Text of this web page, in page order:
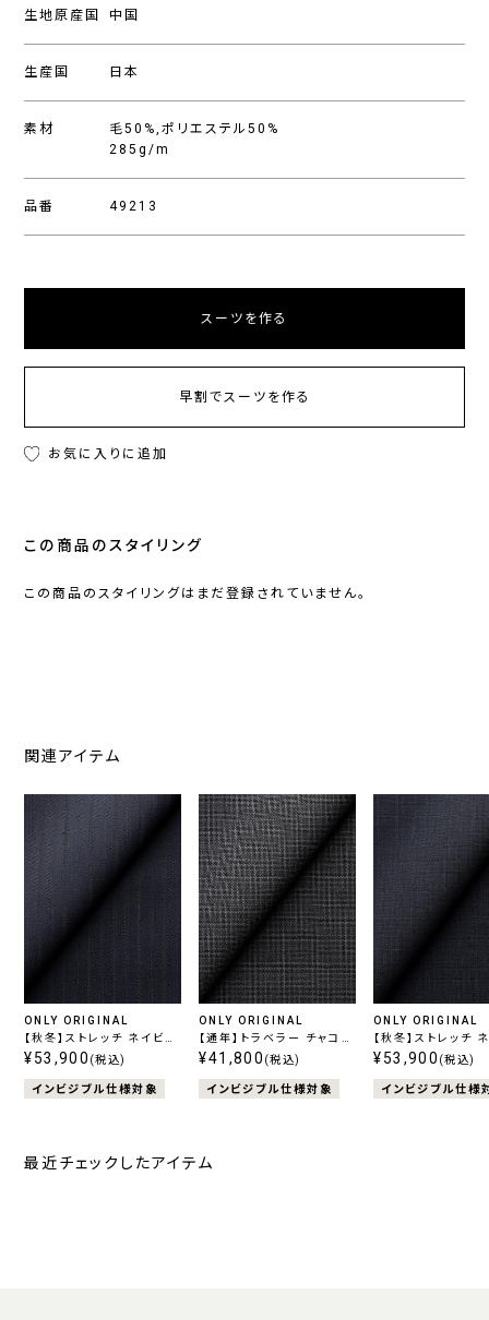
生地原産国 中国
生産国 日本
素材
毛50%,ポリエステル50%
285g/m
品番 49213
スーツを作る
早割でスーツを作る
お気に入りに追加
この商品のスタイリング
この商品のスタイリングはまだ登録されていません。
関連アイテム
ONLY ORIGINAL
【秋冬】ストレッチ ネイビー
ストライプ
¥53,900 (税込)
インビジブル仕様対象
ONLY ORIGINAL
【通年】トラベラー チャコー
ル柄無地
¥41,800 (税込)
インビジブル仕様対象
ONLY ORIGINAL
【秋冬】ストレッチ
柄無地
¥53,900 (税込)
インビジブル仕様
最近チェックしたアイテム